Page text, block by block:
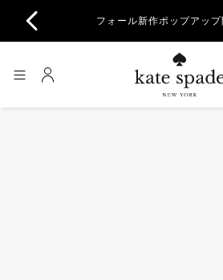
フォール新作ポップアップ